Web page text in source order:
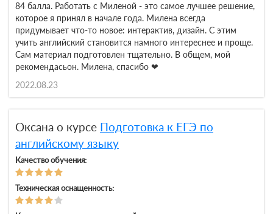
84 балла. Работать с Миленой - это самое лучшее решение,
которое я принял в начале года. Милена всегда
придумывает что-то новое: интерактив, дизайн. С этим
учить английский становится намного интереснее и проще.
Сам материал подготовлен тщательно. В общем, мой
рекомендасьон. Милена, спасибо ❤
2022.08.23
Оксана о курсе Подготовка к ЕГЭ по
английскому языку
Качество обучения:
Техническая оснащенность: